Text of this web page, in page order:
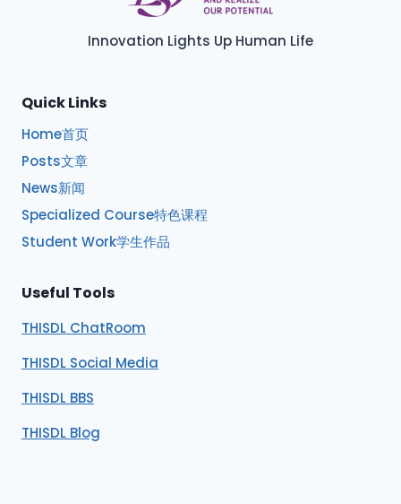
Innovation Lights Up Human Life
Quick Links
Home首页
Posts文章
News新闻
Specialized Course特色课程
Student Work学生作品
Useful Tools
THISDL ChatRoom
THISDL Social Media
THISDL BBS
THISDL Blog